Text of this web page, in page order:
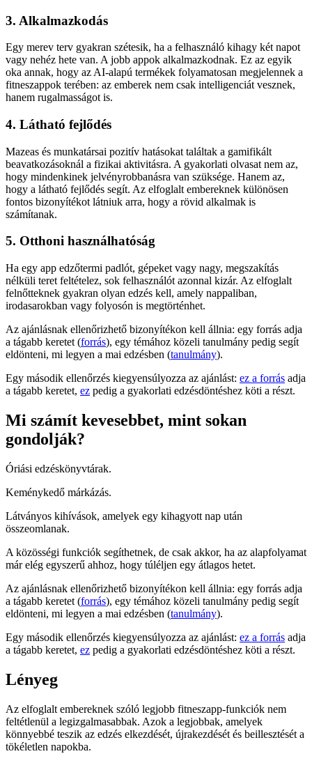
3. Alkalmazkodás
Egy merev terv gyakran szétesik, ha a felhasználó kihagy két napot
vagy nehéz hete van. A jobb appok alkalmazkodnak. Ez az egyik
oka annak, hogy az AI-alapú termékek folyamatosan megjelennek a
fitneszappok terében: az emberek nem csak intelligenciát vesznek,
hanem rugalmasságot is.
4. Látható fejlődés
Mazeas és munkatársai pozitív hatásokat találtak a gamifikált
beavatkozásoknál a fizikai aktivitásra. A gyakorlati olvasat nem az,
hogy mindenkinek jelvényrobbanásra van szüksége. Hanem az,
hogy a látható fejlődés segít. Az elfoglalt embereknek különösen
fontos bizonyítékot látniuk arra, hogy a rövid alkalmak is
számítanak.
5. Otthoni használhatóság
Ha egy app edzőtermi padlót, gépeket vagy nagy, megszakítás
nélküli teret feltételez, sok felhasználót azonnal kizár. Az elfoglalt
felnőtteknek gyakran olyan edzés kell, amely nappaliban,
irodasarokban vagy folyosón is megtörténhet.
Az ajánlásnak ellenőrizhető bizonyítékon kell állnia: egy forrás adja
a tágabb keretet (forrás), egy témához közeli tanulmány pedig segít
eldönteni, mi legyen a mai edzésben (tanulmány).
Egy második ellenőrzés kiegyensúlyozza az ajánlást: ez a forrás adja
a tágabb keretet, ez pedig a gyakorlati edzésdöntéshez köti a részt.
Mi számít kevesebbet, mint sokan
gondolják?
Óriási edzéskönyvtárak.
Keménykedő márkázás.
Látványos kihívások, amelyek egy kihagyott nap után
összeomlanak.
A közösségi funkciók segíthetnek, de csak akkor, ha az alapfolyamat
már elég egyszerű ahhoz, hogy túléljen egy átlagos hetet.
Az ajánlásnak ellenőrizhető bizonyítékon kell állnia: egy forrás adja
a tágabb keretet (forrás), egy témához közeli tanulmány pedig segít
eldönteni, mi legyen a mai edzésben (tanulmány).
Egy második ellenőrzés kiegyensúlyozza az ajánlást: ez a forrás adja
a tágabb keretet, ez pedig a gyakorlati edzésdöntéshez köti a részt.
Lényeg
Az elfoglalt embereknek szóló legjobb fitneszapp-funkciók nem
feltétlenül a legizgalmasabbak. Azok a legjobbak, amelyek
könnyebbé teszik az edzés elkezdését, újrakezdését és beillesztését a
tökéletlen napokba.